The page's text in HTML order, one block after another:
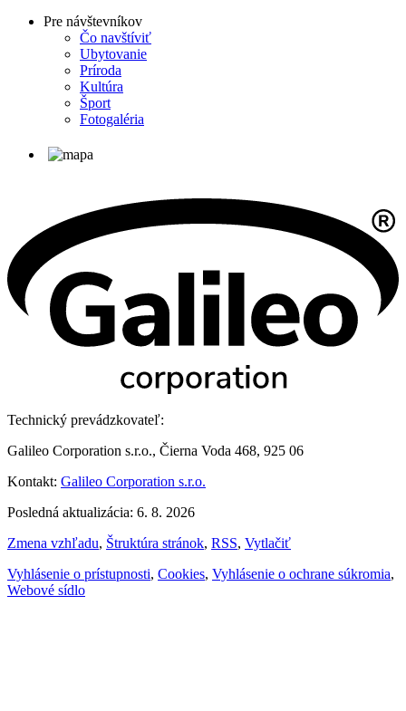
Pre návštevníkov
Čo navštíviť
Ubytovanie
Príroda
Kultúra
Šport
Fotogaléria
Technický prevádzkovateľ:
Galileo Corporation s.r.o., Čierna Voda 468, 925 06
Kontakt: Galileo Corporation s.r.o.
Posledná aktualizácia: 6. 8. 2026
Zmena vzhľadu, Štruktúra stránok, RSS, Vytlačiť
Vyhlásenie o prístupnosti, Cookies, Vyhlásenie o ochrane súkromia,
Webové sídlo